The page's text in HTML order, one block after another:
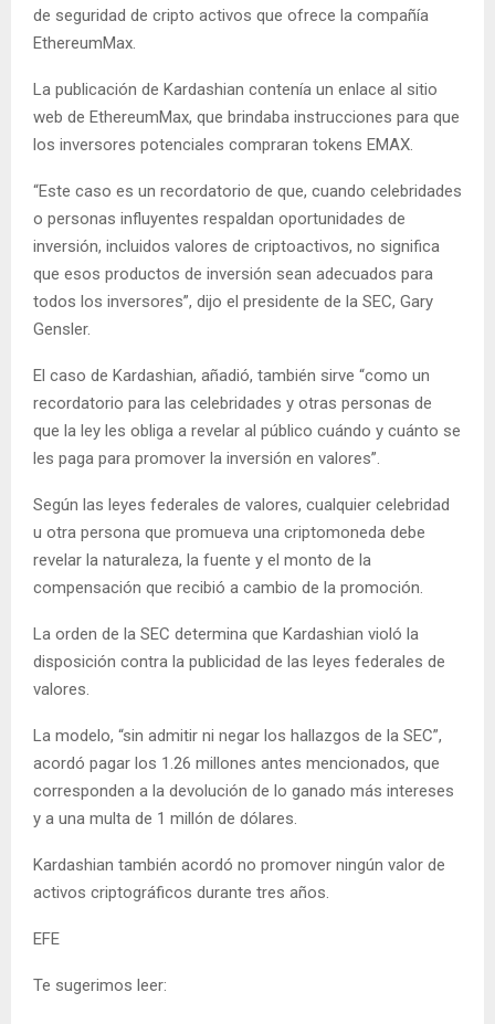
de seguridad de cripto activos que ofrece la compañía
EthereumMax.
La publicación de Kardashian contenía un enlace al sitio
web de EthereumMax, que brindaba instrucciones para que
los inversores potenciales compraran tokens EMAX.
“Este caso es un recordatorio de que, cuando celebridades
o personas influyentes respaldan oportunidades de
inversión, incluidos valores de criptoactivos, no significa
que esos productos de inversión sean adecuados para
todos los inversores”, dijo el presidente de la SEC, Gary
Gensler.
El caso de Kardashian, añadió, también sirve “como un
recordatorio para las celebridades y otras personas de
que la ley les obliga a revelar al público cuándo y cuánto se
les paga para promover la inversión en valores”.
Según las leyes federales de valores, cualquier celebridad
u otra persona que promueva una criptomoneda debe
revelar la naturaleza, la fuente y el monto de la
compensación que recibió a cambio de la promoción.
La orden de la SEC determina que Kardashian violó la
disposición contra la publicidad de las leyes federales de
valores.
La modelo, “sin admitir ni negar los hallazgos de la SEC”,
acordó pagar los 1.26 millones antes mencionados, que
corresponden a la devolución de lo ganado más intereses
y a una multa de 1 millón de dólares.
Kardashian también acordó no promover ningún valor de
activos criptográficos durante tres años.
EFE
Te sugerimos leer: